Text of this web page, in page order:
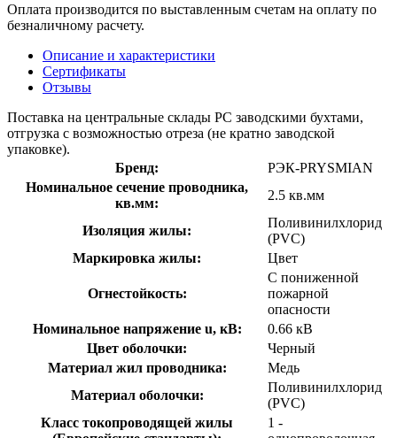
Оплата производится по выставленным счетам на оплату по
безналичному расчету.
Описание и характеристики
Сертификаты
Отзывы
Поставка на центральные склады РС заводскими бухтами,
отгрузка с возможностью отреза (не кратно заводской
упаковке).
Бренд:
РЭК-PRYSMIAN
Номинальное сечение проводника,
кв.мм:
2.5 кв.мм
Изоляция жилы:
Поливинилхлорид
(PVC)
Маркировка жилы:
Цвет
Огнестойкость:
С пониженной
пожарной
опасности
Номинальное напряжение u, кВ:
0.66 кВ
Цвет оболочки:
Черный
Материал жил проводника:
Медь
Материал оболочки:
Поливинилхлорид
(PVC)
Класс токопроводящей жилы
1 -